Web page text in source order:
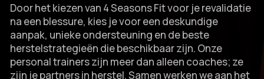
Door het kiezen van 4 Seasons Fit voor je revalidatie
na een blessure, kies je voor een deskundige
aanpak, unieke ondersteuning en de beste
herstelstrategieën die beschikbaar zijn.​ Onze
personal trainers zijn meer dan alleen coaches; ze
zijn je partners in herstel.​ Samen werken we aan het